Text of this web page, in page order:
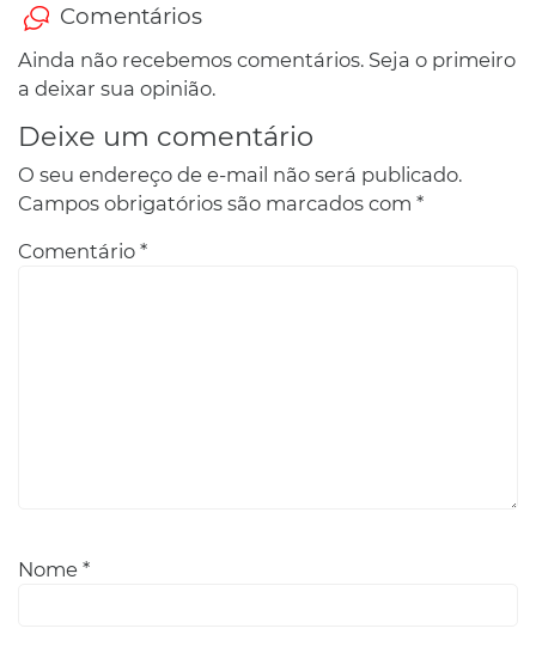
Comentários
Ainda não recebemos comentários. Seja o primeiro
a deixar sua opinião.
Deixe um comentário
O seu endereço de e-mail não será publicado.
Campos obrigatórios são marcados com *
Comentário *
Nome *